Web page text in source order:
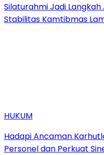
Silaturahmi Jadi Langkah
Stabilitas Kamtibmas
HUKUM
Hadapi Ancaman
Personel dan Perkuat